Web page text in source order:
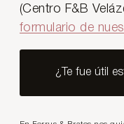
(Centro F&B
formulario de
¿Te fue útil